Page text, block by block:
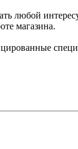
любой
магазина.